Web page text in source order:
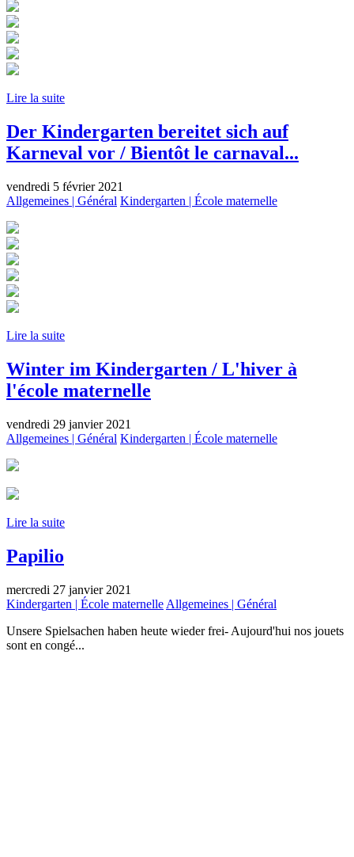
Lire la suite
Der Kindergarten bereitet sich auf
Karneval vor / Bientôt le carnaval...
vendredi 5 février 2021
Allgemeines | Général Kindergarten | École maternelle
Lire la suite
Winter im Kindergarten / L'hiver à
l'école maternelle
vendredi 29 janvier 2021
Allgemeines | Général Kindergarten | École maternelle
Lire la suite
Papilio
mercredi 27 janvier 2021
Kindergarten | École maternelle Allgemeines | Général
Unsere Spielsachen haben heute wieder frei- Aujourd'hui nos jouets
sont en congé...